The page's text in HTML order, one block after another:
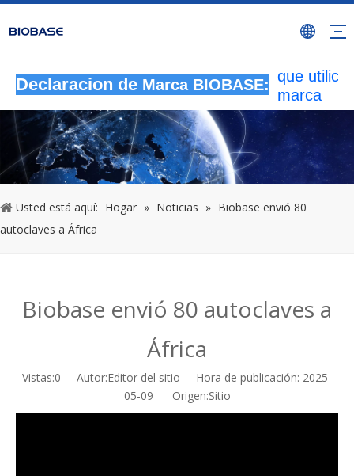
Declaracion de Marca BIOBASE:
que
marca
BIOBASE
serán
una
Usted está aquí: Hogar » Noticias » Biobase envió 80
autoclaves a África
Biobase envió 80 autoclaves a
África
Vistas:0 Autor:Editor del sitio Hora de publicación: 2025-
05-09 Origen:Sitio